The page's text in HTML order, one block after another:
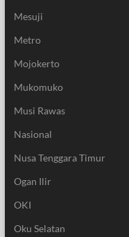
Mesuji
Metro
Mojokerto
Mukomuko
Musi Rawas
Nasional
Nusa Tenggara Timur
Ogan Ilir
OKI
Oku Selatan